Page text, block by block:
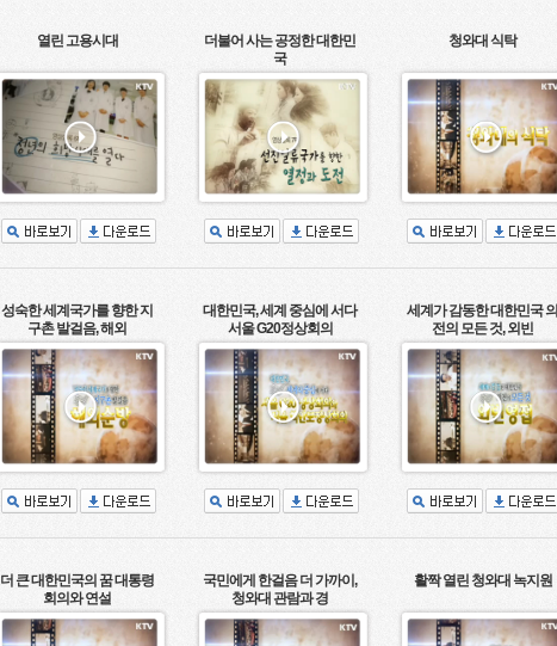
열린 고용시대
더불어 사는 공정한 대한민
국
청와대 식탁
성숙한 세계국가를 향한 지
구촌 발걸음, 해외
대한민국, 세계 중심에 서다
서울 G20정상회의
세계가 감동한 대한민국 의
전의 모든 것, 외빈
더 큰 대한민국의 꿈 대통령
회의와 연설
국민에게 한걸음 더 가까이,
청와대 관람과 경
활짝 열린 청와대 녹지원